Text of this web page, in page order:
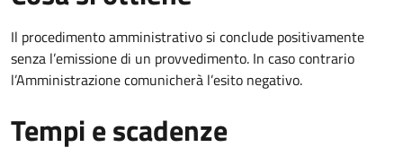
Il procedimento amministrativo si conclude positivamente
senza l’emissione di un provvedimento. In caso contrario
l’Amministrazione comunicherà l’esito negativo.
Tempi e scadenze